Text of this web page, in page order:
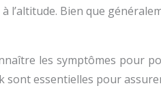
l’altitude. Bien que
les symptômes pour
essentielles pour